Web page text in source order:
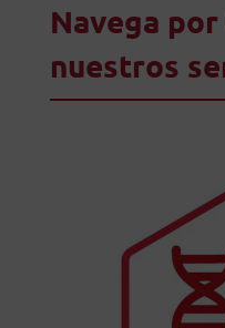
Navega
nuestros